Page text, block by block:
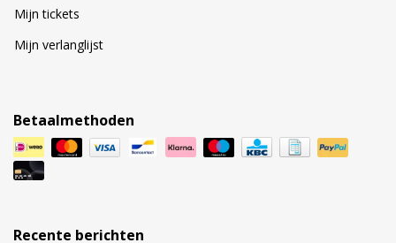
Mijn tickets
Mijn verlanglijst
Betaalmethoden
Recente berichten